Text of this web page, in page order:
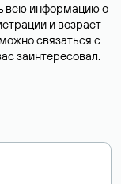
всю информацию о
и возраст
связаться с
заинтересовал.